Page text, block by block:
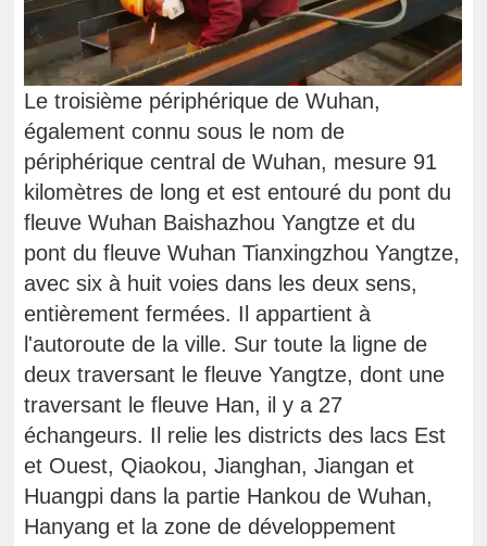
Le troisième périphérique de Wuhan,
également connu sous le nom de
périphérique central de Wuhan, mesure 91
kilomètres de long et est entouré du pont du
fleuve Wuhan Baishazhou Yangtze et du
pont du fleuve Wuhan Tianxingzhou Yangtze,
avec six à huit voies dans les deux sens,
entièrement fermées. Il appartient à
l'autoroute de la ville. Sur toute la ligne de
deux traversant le fleuve Yangtze, dont une
traversant le fleuve Han, il y a 27
échangeurs. Il relie les districts des lacs Est
et Ouest, Qiaokou, Jianghan, Jiangan et
Huangpi dans la partie Hankou de Wuhan,
Hanyang et la zone de développement